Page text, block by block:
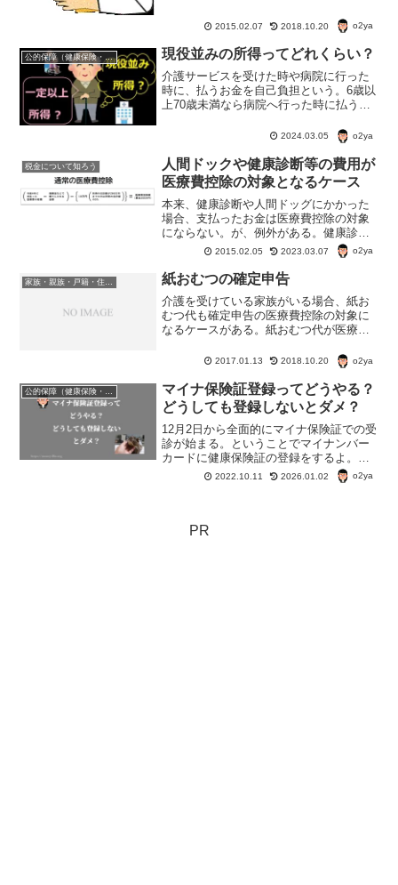
2015.02.07 2018.10.20 o2ya
公的保障（健康保険・年金・雇用保険・生活保護・災害時の補償） 現役並みの所得ってどれくらい？
介護サービスを受けた時や病院に行った
時に、払うお金を自己負担という。6歳以
上70歳未満なら病院へ行った時に払う自
も、3割の自己負担となる「現役並みの所
得」っていくらぐらいなんだろう？
2024.03.05 o2ya
税金について知ろう
人間ドックや健康診断等の費用が
医療費控除の対象となるケース
本来、健康診断や人間ドッグにかかった
場合、支払ったお金は医療費控除の対象
にならない。が、例外がある。健康診断
や人間ドッグで、病気が見つかり、治療
を始めた場合、病気を見つけた健康診断
や人間ドッグの費用が医療費控除の対象
になる場合があるようだ。
2015.02.05 2023.03.07 o2ya
紙おむつの確定申告
介護を受けている家族がいる場合、紙お
むつ代も確定申告の医療費控除の対象に
なるケースがある。紙おむつ代が医療費
そ6カ月以上寝たきりで、医師からおむつ
の使用が必要と認められた人について
は、確定申告で医療費控除...
2017.01.13 2018.10.20 o2ya
公的保障（健康保険・年金・雇用保険・生活保護・災害時の補償）
マイナ保険証登録ってどうやる？
どうしても登録しないとダメ？
12月2日から全面的にマイナ保険証での受
診が始まる。ということでマイナンバー
カードに健康保険証の登録をするよ。で
も、マインバーカードを持っていない人
とか、どうしてもマイナ保険証を使いた
2022.10.11 2026.01.02 o2ya
PR